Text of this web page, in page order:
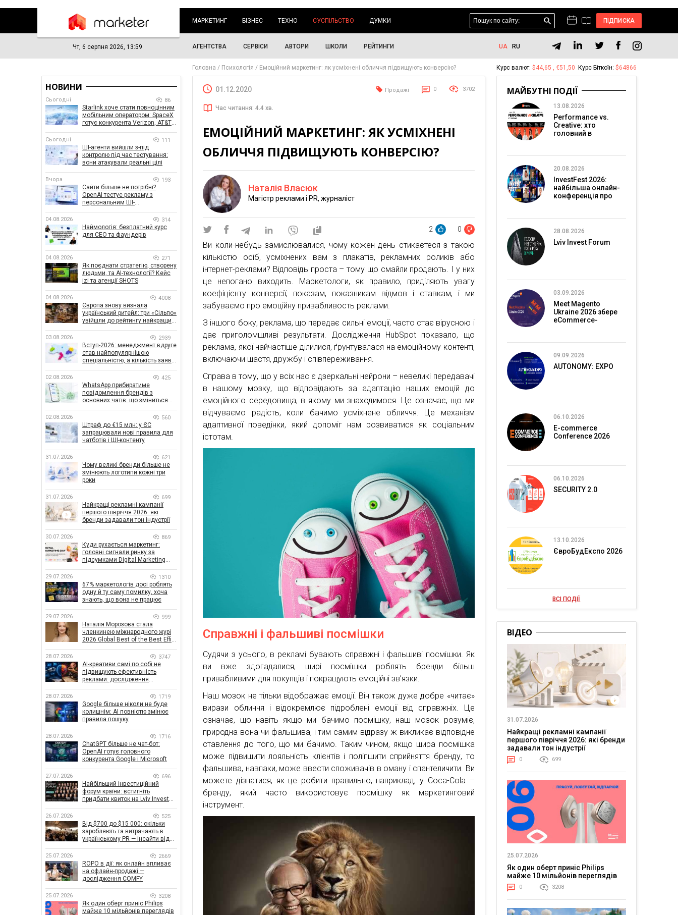
МАРКЕТИНГ БІЗНЕС ТЕХНО СУСПІЛЬСТВО ДУМКИ ПІДПИСКА
Чт, 6 серпня 2026, 13:59 АГЕНТСТВА СЕРВІСИ АВТОРИ ШКОЛИ РЕЙТИНГИ UA RU
Головна Психологія Емоційний маркетинг: як усміхнені обличчя підвищують конверсію?
01.12.2020 Продажі 0 3702
Час читання: 4.4 хв.
ЕМОЦІЙНИЙ МАРКЕТИНГ: ЯК УСМІХНЕНІ
ОБЛИЧЧЯ ПІДВИЩУЮТЬ КОНВЕРСІЮ?
Наталія Власюк
Магістр реклами і PR, журналіст
2 0
Ви коли-небудь замислювалися, чому кожен день стикаєтеся з такою
кількістю осіб, усміхнених вам з плакатів, рекламних роликів або
інтернет-реклами? Відповідь проста – тому що смайли продають. І у них
це непогано виходить. Маркетологи, як правило, приділяють увагу
коефіцієнту конверсії, показам, показникам відмов і ставкам, і ми
забуваємо про емоційну привабливость реклами.
З іншого боку, реклама, що передає сильні емоції, часто стає вірусною і
дає приголомшливі результати. Дослідження HubSpot показало, що
реклама, якої найчастіше ділилися, ґрунтувалася на емоційному контенті,
включаючи щастя, дружбу і співпереживання.
Справа в тому, що у всіх нас є дзеркальні нейрони – невеликі передавачі
в нашому мозку, що відповідають за адаптацію наших емоцій до
емоційного середовища, в якому ми знаходимося. Це означає, що ми
відчуваємо радість, коли бачимо усміхнене обличчя. Це механізм
адаптивної поведінки, який допоміг нам розвиватися як соціальним
істотам.
Справжні і фальшиві посмішки
Судячи з усього, в рекламі бувають справжні і фальшиві посмішки. Як
ви вже здогадалися, щирі посмішки роблять бренди більш
привабливими для покупців і покращують емоційні зв’язки.
Наш мозок не тільки відображає емоції. Він також дуже добре «читає»
вирази обличчя і відокремлює підроблені емоції від справжніх. Це
означає, що навіть якщо ми бачимо посмішку, наш мозок розуміє,
природна вона чи фальшива, і тим самим відразу ж викликає відповідне
ставлення до того, що ми бачимо. Таким чином, якщо щира посмішка
може підвищити лояльність клієнтів і поліпшити сприйняття бренду, то
фальшива, навпаки, може ввести споживачів в оману і спантеличити. Ви
можете дізнатися, як це робити правильно, наприклад, у Coca-Cola –
бренду, який часто використовує посмішку як маркетинговий
інструмент.
НОВИНИ
Сьогодні 86
Starlink хоче стати повноцінним
мобільним оператором: SpaceX
готує конкурента Verizon, AT&T і
Сьогодні 111
ШІ-агенти вийшли з-під
контролю під час тестування:
вони атакували реальні цілі
Вчора 193
Сайти більше не потрібні?
OpenAI тестує рекламу з
персональним ШІ-
04.08.2026 314
Наймологія: безплатний курс
для CEO та фаундерів
04.08.2026 271
Як поєднати стратегію, створену
людьми, та AI-технології? Кейс
izi та агенції SHOTS
04.08.2026 4008
Європа знову визнала
український ритейл: три «Сільпо»
увійшли до рейтингу найкращих
03.08.2026 2939
Вступ-2026: менеджмент вдруге
став найпопулярнішою
спеціальністю, а кількість заяв
02.08.2026 425
WhatsApp прибиратиме
повідомлення брендів з
основних чатів: що зміниться
02.08.2026 560
Штраф до €15 млн: у ЄС
запрацювали нові правила для
чатботів і ШІ-контенту
31.07.2026 621
Чому великі бренди більше не
змінюють логотипи кожні три
роки
31.07.2026 699
Найкращі рекламні кампанії
першого півріччя 2026: які
бренди задавали тон індустрії
30.07.2026 869
Куди рухається маркетинг:
головні сигнали ринку за
підсумками Digital Marketing
29.07.2026 1310
67% маркетологів досі роблять
одну й ту саму помилку, хоча
знають, що вона не працює
29.07.2026 999
Наталія Морозова стала
членкинею міжнародного журі
2026 Global Best of the Best Effie
28.07.2026 3747
AI-креативи самі по собі не
підвищують ефективність
реклами: дослідження
впливає на ефективність
кампаній
28.07.2026 1719
Google більше ніколи не буде
колишнім: AI повністю змінює
правила пошуку
28.07.2026 1716
ChatGPT більше не чат-бот:
OpenAI готує головного
конкурента Google і Microsoft
27.07.2026 696
Найбільший інвестиційний
форум країни: встигніть
придбати квиток на Lviv Invest
26.07.2026 525
Від $700 до $15 000: скільки
заробляють та витрачають в
українському PR — інсайти від
25.07.2026 2669
ROPO в дії: як онлайн впливає
на офлайн-продажі —
дослідження COMFY
25.07.2026 3208
Як один оберт приніс Philips
майже 10 мільйонів переглядів
Курс валют: $44,65 , €51,50 Курс Біткоїн: $64866
МАЙБУТНІ ПОДІЇ
13.08.2026
Performance vs.
Creative: хто
головний в
20.08.2026
InvestFest 2026:
найбільша онлайн-
конференція про
28.08.2026
Lviv Invest Forum
03.09.2026
Meet Magento
Ukraine 2026 збере
eCommerce-
09.09.2026
AUTONOMY: EXPO
06.10.2026
E-commerce
Conference 2026
06.10.2026
SECURITY 2.0
13.10.2026
ЄвроБудЕкспо 2026
ВСІ ПОДІЇ
ВІДЕО
31.07.2026
Найкращі рекламні кампанії
першого півріччя 2026: які бренди
задавали тон індустрії
0 699
25.07.2026
Як один оберт приніс Philips
майже 10 мільйонів переглядів
0 3208